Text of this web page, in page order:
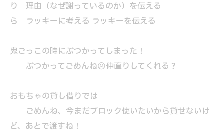
り 理由（なぜ謝っているのか）を伝える
ら ラッキーに考える ラッキーを伝える
鬼ごっこの時にぶつかってしまった！
ぶつかってごめんね😣仲直りしてくれる？
おもちゃの貸し借りでは
ごめんね、今まだブロック使いたいから貸せないけ
ど、あとで渡すね！